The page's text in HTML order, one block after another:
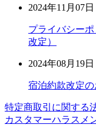
2024年11月07日
プライバシーポ
改定）
2024年08月19日
宿泊約款改定の
特定商取引に関する
カスタマーハラスメ